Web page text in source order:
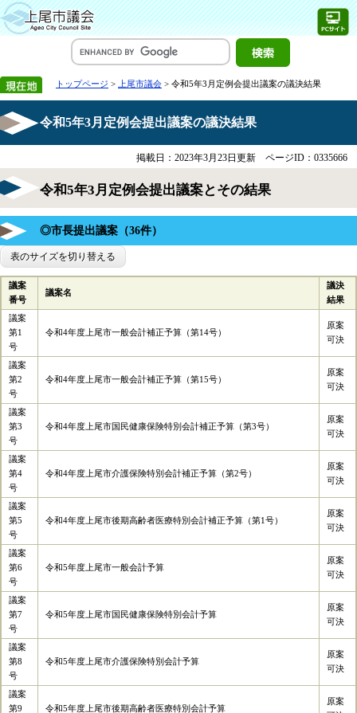
トップページ > 上尾市議会 > 令和5年3月定例会提出議案の議決結果
令和5年3月定例会提出議案の議決結果
掲載日：2023年3月23日更新 ページID：0335666
令和5年3月定例会提出議案とその結果
◎市長提出議案（36件）
表のサイズを切り替える
議案
番号
議案名
議決
結果
議案
第1
号
令和4年度上尾市一般会計補正予算（第14号）
原案
可決
議案
第2
号
令和4年度上尾市一般会計補正予算（第15号）
原案
可決
議案
第3
号
令和4年度上尾市国民健康保険特別会計補正予算（第3号）
原案
可決
議案
第4
号
令和4年度上尾市介護保険特別会計補正予算（第2号）
原案
可決
議案
第5
号
令和4年度上尾市後期高齢者医療特別会計補正予算（第1号）
原案
可決
議案
第6
号
令和5年度上尾市一般会計予算
原案
可決
議案
第7
号
令和5年度上尾市国民健康保険特別会計予算
原案
可決
議案
第8
号
令和5年度上尾市介護保険特別会計予算
原案
可決
議案
第9
令和5年度上尾市後期高齢者医療特別会計予算
原案